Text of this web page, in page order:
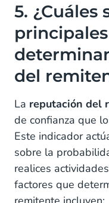
5. ¿Cuáles
del
La reputación del
de confianza que
Este indicador
sobre la
realices
factores que